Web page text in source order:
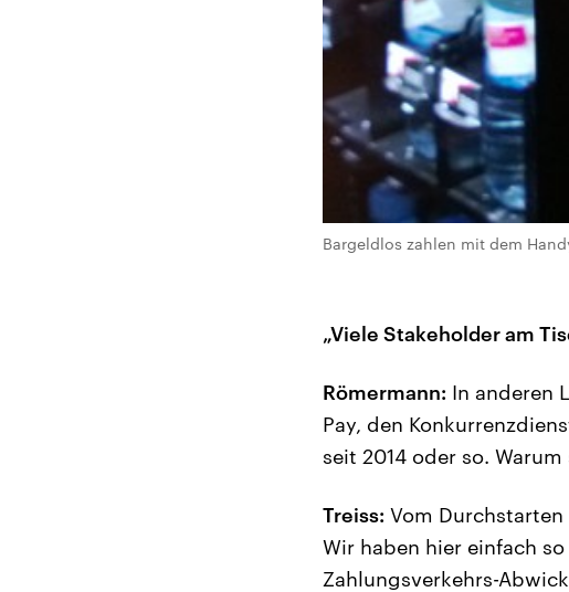
Bargeldlos zahlen mit dem
„Viele Stakeholder am
Römermann: In anderen
Pay, den
seit 2014 oder so.
Treiss: Vom
Wir haben hier einfach
Zahlungsverkehrs-